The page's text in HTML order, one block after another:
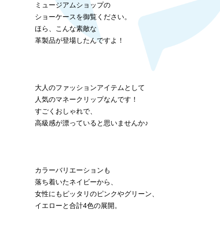
ミュージアムショップの
ショーケースを御覧ください。
ほら、こんな素敵な
革製品が登場したんですよ！
大人のファッションアイテムとして
人気のマネークリップなんです！
すごくおしゃれで、
高級感が漂っていると思いませんか♪
カラーバリエーションも
落ち着いたネイビーから、
女性にもピッタリのピンクやグリーン、
イエローと合計4色の展開。